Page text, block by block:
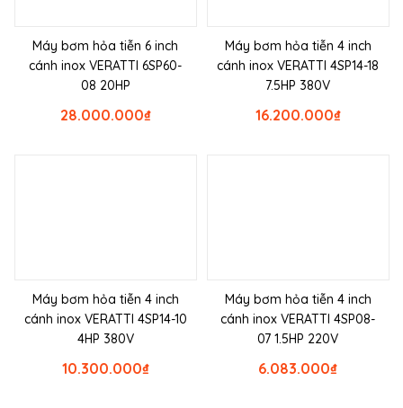
Máy bơm hỏa tiễn 6 inch
cánh inox VERATTI 6SP60-
08 20HP
₫
28.000.000
Máy bơm hỏa tiễn 4 inch
cánh inox VERATTI 4SP14-18
7.5HP 380V
₫
16.200.000
Máy bơm hỏa tiễn 4 inch
cánh inox VERATTI 4SP14-10
4HP 380V
₫
10.300.000
Máy bơm hỏa tiễn 4 inch
cánh inox VERATTI 4SP08-
07 1.5HP 220V
₫
6.083.000